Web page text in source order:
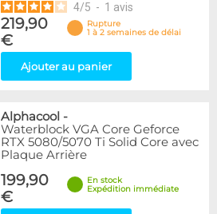
4/5 - 1 avis
219,90
€
Rupture
1 à 2 semaines de délai
Ajouter au panier
Alphacool -
Waterblock VGA Core Geforce
RTX 5080/5070 Ti Solid Core avec
Plaque Arrière
199,90
€
En stock
Expédition immédiate